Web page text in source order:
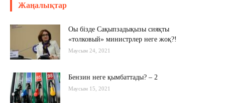
Жаңалықтар
Оы бізде Сақыпзадықызы сияқты
«толковый» министрлер неге жоқ?!
Маусым 24, 2021
Бензин неге қымбаттады? – 2
Маусым 15, 2021